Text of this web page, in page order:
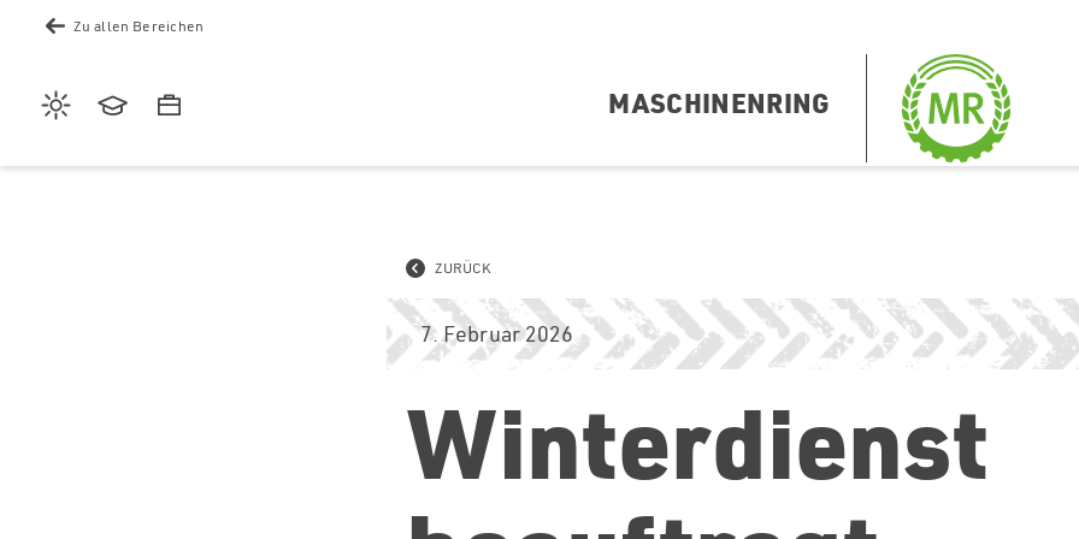
Zu allen Bereichen
Wetter Akademie MASCHINENRING
ZURÜCK
7. Februar 2026
Winterdienst